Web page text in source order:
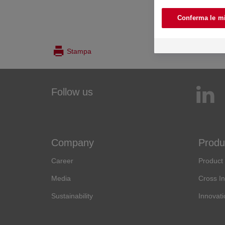
Stampa
Follow us
Company
Career
Media
Sustainability
Product
Cross
Conferma le